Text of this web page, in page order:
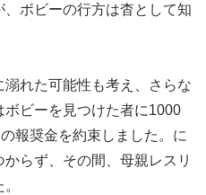
ボビーの行方は杳として知
れた可能性も考え、さらな
ビーを見つけた者に1000
報奨金を約束しました。に
らず、その間、母親レスリ